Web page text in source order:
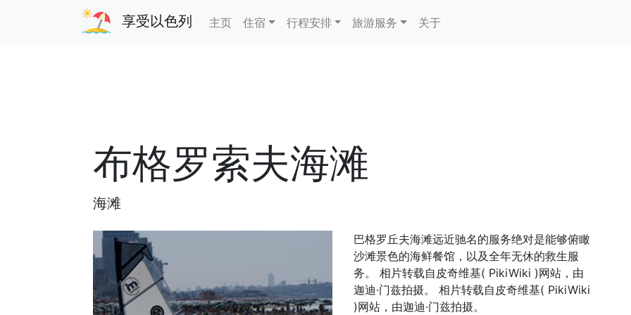
享受以色列 主页 住宿 行程安排 旅游服务 关于
布格罗索夫海滩
海滩
巴格罗丘夫海滩远近驰名的服务绝对是能够俯瞰
沙滩景色的海鲜餐馆，以及全年无休的救生服
务。 相片转载自皮奇维基( PikiWiki )网站，由
迦迪·门兹拍摄。 相片转载自皮奇维基( PikiWiki
)网站，由迦迪·门兹拍摄。